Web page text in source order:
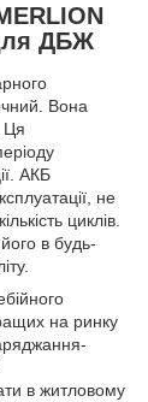
ДБЖ
Вона
Ця
АКБ
не
циклів.
в будь-
на ринку
в житловому